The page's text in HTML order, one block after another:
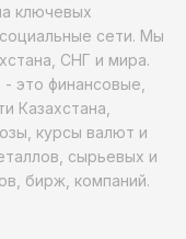
ключевых
сети. Мы
СНГ и мира.
это финансовые,
Казахстана,
курсы валют и
сырьевых и
бирж, компаний.